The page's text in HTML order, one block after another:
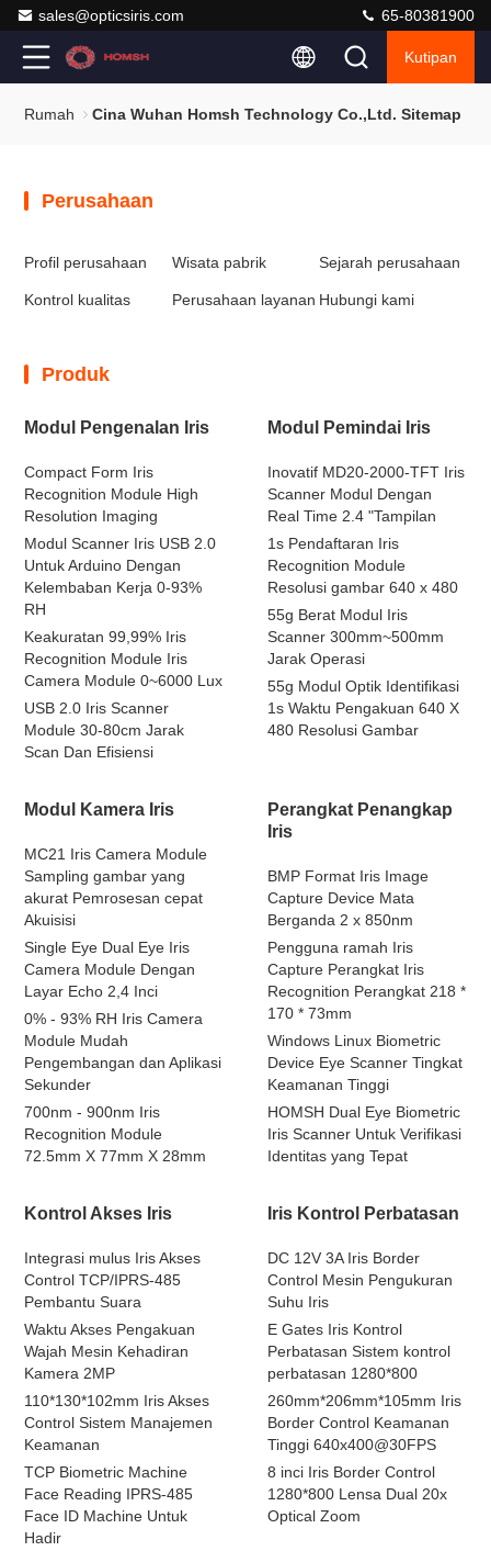
sales@opticsiris.com 65-80381900
Kutipan
Rumah Cina Wuhan Homsh Technology Co.,Ltd. Sitemap
Perusahaan
Profil perusahaan Wisata pabrik Sejarah perusahaan
Kontrol kualitas Perusahaan layanan Hubungi kami
Produk
Modul Pengenalan Iris
Compact Form Iris
Recognition Module High
Resolution Imaging
Modul Scanner Iris USB 2.0
Untuk Arduino Dengan
Kelembaban Kerja 0-93%
RH
Keakuratan 99,99% Iris
Recognition Module Iris
Camera Module 0~6000 Lux
USB 2.0 Iris Scanner
Module 30-80cm Jarak
Scan Dan Efisiensi
Modul Pemindai Iris
Inovatif MD20-2000-TFT Iris
Scanner Modul Dengan
Real Time 2.4 "Tampilan
1s Pendaftaran Iris
Recognition Module
Resolusi gambar 640 x 480
55g Berat Modul Iris
Scanner 300mm~500mm
Jarak Operasi
55g Modul Optik Identifikasi
1s Waktu Pengakuan 640 X
480 Resolusi Gambar
Modul Kamera Iris
MC21 Iris Camera Module
Sampling gambar yang
akurat Pemrosesan cepat
Akuisisi
Single Eye Dual Eye Iris
Camera Module Dengan
Layar Echo 2,4 Inci
0% - 93% RH Iris Camera
Module Mudah
Pengembangan dan Aplikasi
Sekunder
700nm - 900nm Iris
Recognition Module
72.5mm X 77mm X 28mm
Perangkat Penangkap
Iris
BMP Format Iris Image
Capture Device Mata
Berganda 2 x 850nm
Pengguna ramah Iris
Capture Perangkat Iris
Recognition Perangkat 218 *
170 * 73mm
Windows Linux Biometric
Device Eye Scanner Tingkat
Keamanan Tinggi
HOMSH Dual Eye Biometric
Iris Scanner Untuk Verifikasi
Identitas yang Tepat
Kontrol Akses Iris
Integrasi mulus Iris Akses
Control TCP/IPRS-485
Pembantu Suara
Waktu Akses Pengakuan
Wajah Mesin Kehadiran
Kamera 2MP
110*130*102mm Iris Akses
Control Sistem Manajemen
Keamanan
TCP Biometric Machine
Face Reading IPRS-485
Face ID Machine Untuk
Hadir
Iris Kontrol Perbatasan
DC 12V 3A Iris Border
Control Mesin Pengukuran
Suhu Iris
E Gates Iris Kontrol
Perbatasan Sistem kontrol
perbatasan 1280*800
260mm*206mm*105mm Iris
Border Control Keamanan
Tinggi 640x400@30FPS
8 inci Iris Border Control
1280*800 Lensa Dual 20x
Optical Zoom